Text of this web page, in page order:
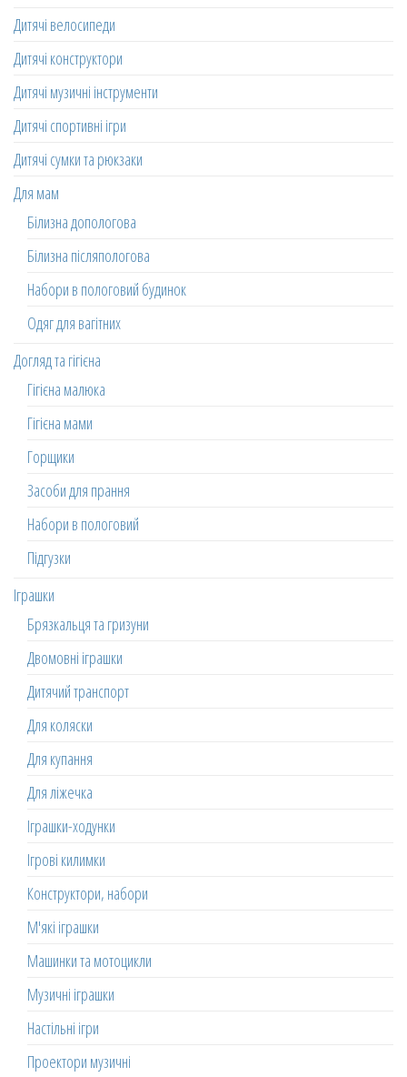
Дитячі велосипеди
Дитячі конструктори
Дитячі музичні інструменти
Дитячі спортивні ігри
Дитячі сумки та рюкзаки
Для мам
Білизна допологова
Білизна післяпологова
Набори в пологовий будинок
Одяг для вагітних
Догляд та гігієна
Гігієна малюка
Гігієна мами
Горщики
Засоби для прання
Набори в пологовий
Підгузки
Іграшки
Брязкальця та гризуни
Двомовні іграшки
Дитячий транспорт
Для коляски
Для купання
Для ліжечка
Іграшки-ходунки
Ігрові килимки
Конструктори, набори
М'які іграшки
Машинки та мотоцикли
Музичні іграшки
Настільні ігри
Проектори музичні